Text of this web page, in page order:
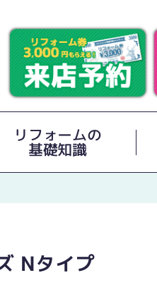
リフォームの
基礎知識
Nタイプ